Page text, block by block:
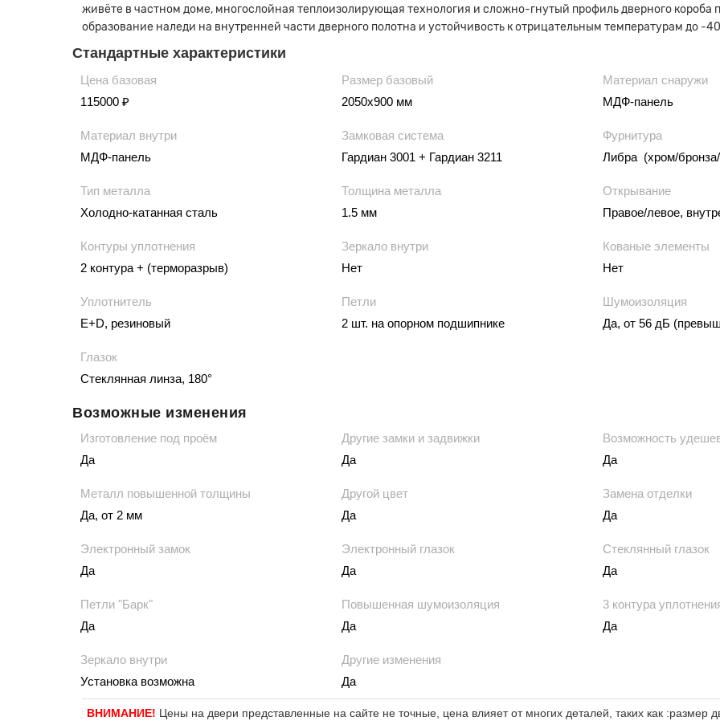
живёте в частном доме, многослойная теплоизолирующая технология и сложно-гнутый профиль дверного короба
образование наледи на внутренней части дверного полотна и устойчивость к отрицательным температурам до -
Стандартные характеристики
Цена базовая
115000 ₽
Размер базовый
2050х900 мм
Материал снаружи
МДФ-панель
Материал внутри
МДФ-панель
Замковая система
Гардиан 3001 + Гардиан 3211
Фурнитура
Либра (хром/бронза/
Тип металла
Холодно-катанная сталь
Толщина металла
1.5 мм
Открывание
Правое/левое,
Контуры уплотнения
2 контура + (терморазрыв)
Зеркало внутри
Нет
Кованые элементы
Нет
Уплотнитель
E+D, резиновый
Петли
2 шт. на опорном подшипнике
Шумоизоляция
Да, от 56 дБ
Глазок
Стеклянная линза, 180°
Возможные изменения
Изготовление под проём
Да
Другие замки и задвижки
Да
Возможность
Да
Металл повышенной толщины
Да, от 2 мм
Другой цвет
Да
Замена отделки
Да
Электронный замок
Да
Электронный глазок
Да
Стеклянный глазок
Да
Петли "Барк"
Да
Повышенная шумоизоляция
Да
3 контура
Да
Зеркало внутри
Установка возможна
Другие изменения
Да
ВНИМАНИЕ! Цены на двери представленные на сайте не точные, цена влияет от многих деталей, таких как :размер